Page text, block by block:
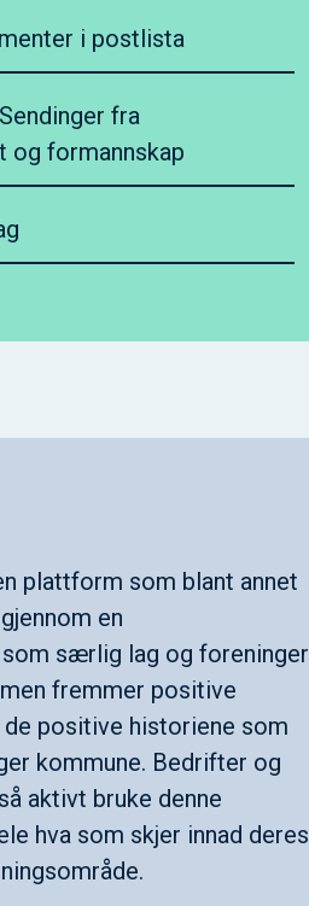
i postlista
fra
og formannskap
plattform som blant annet
en
særlig lag og foreninger
fremmer positive
positive historiene som
kommune. Bedrifter og
aktivt bruke denne
hva som skjer innad deres